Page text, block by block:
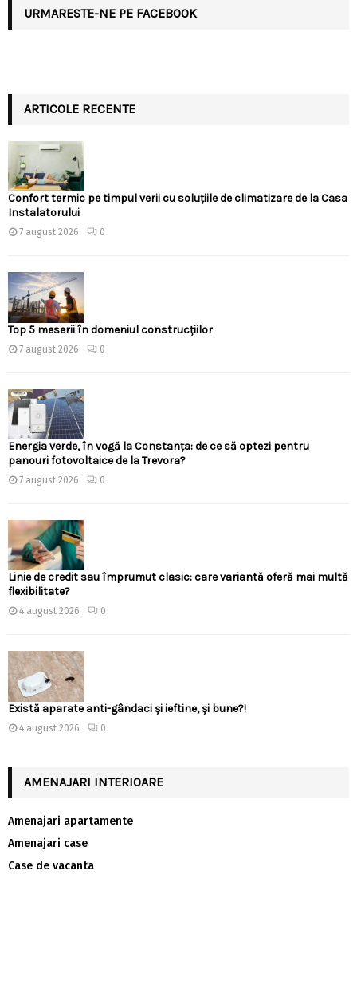
URMARESTE-NE PE FACEBOOK
ARTICOLE RECENTE
Confort termic pe timpul verii cu soluțiile de climatizare de la Casa
Instalatorului
7 august 2026 0
Top 5 meserii în domeniul construcțiilor
7 august 2026 0
Energia verde, în vogă la Constanța: de ce să optezi pentru
panouri fotovoltaice de la Trevora?
7 august 2026 0
Linie de credit sau împrumut clasic: care variantă oferă mai multă
flexibilitate?
4 august 2026 0
Există aparate anti-gândaci și ieftine, și bune?!
4 august 2026 0
AMENAJARI INTERIOARE
Amenajari apartamente
Amenajari case
Case de vacanta